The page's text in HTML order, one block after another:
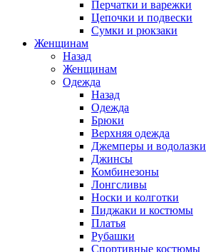
Перчатки и варежки
Цепочки и подвески
Сумки и рюкзаки
Женщинам
Назад
Женщинам
Одежда
Назад
Одежда
Брюки
Верхняя одежда
Джемперы и водолазки
Джинсы
Комбинезоны
Лонгсливы
Носки и колготки
Пиджаки и костюмы
Платья
Рубашки
Спортивные костюмы